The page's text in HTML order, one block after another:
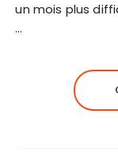
un mois plus
…